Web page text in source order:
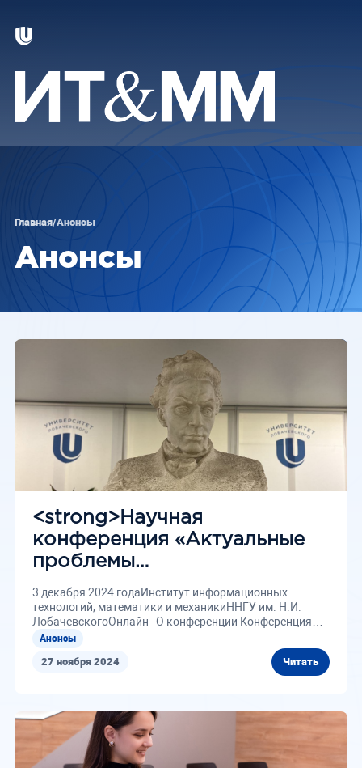
Главная/Анонсы
Анонсы
27 ноября 2024 Читать
<strong>Научная
конференция «Актуальные
проблемы
математики»</strong>
3 декабря 2024 годаИнститут информационных
технологий, математики и механикиННГУ им. Н.И.
ЛобачевскогоОнлайн О конференции Конференция
«Актуальные проблемы...
Анонсы